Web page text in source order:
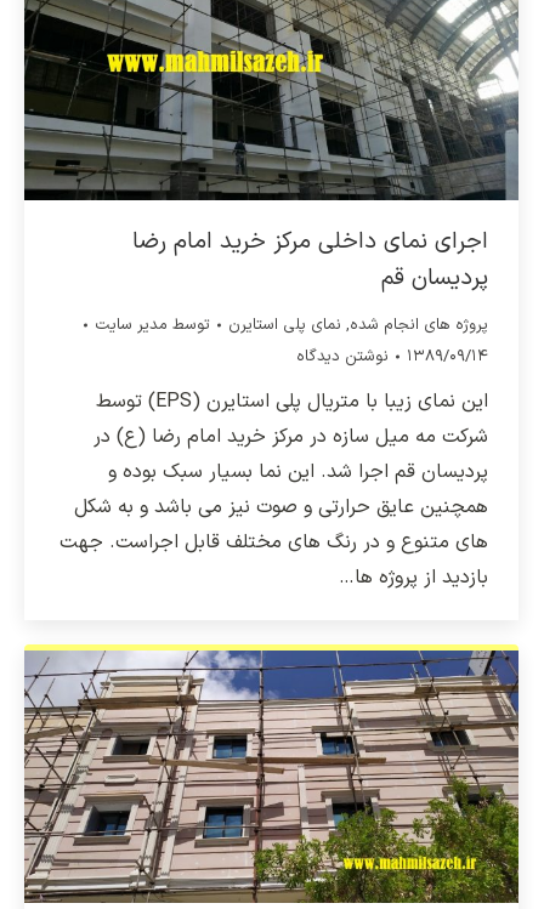
اجرای نمای داخلی مرکز خرید امام رضا
پردیسان قم
پروژه های انجام شده, نمای پلی استایرن توسط مدیر سایت
۱۳۸۹/۰۹/۱۴
نوشتن دیدگاه
این نمای زیبا با متریال پلی استایرن (EPS) توسط
شرکت مه میل سازه در مرکز خرید امام رضا (ع) در
پردیسان قم اجرا شد. این نما بسیار سبک بوده و
همچنین عایق حرارتی و صوت نیز می باشد و به شکل
های متنوع و در رنگ های مختلف قابل اجراست. جهت
بازدید از پروژه ها…